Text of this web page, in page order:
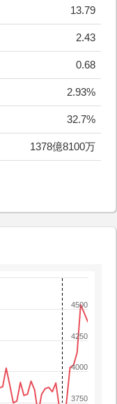
13.79
2.43
0.68
2.93%
32.7%
1378億8100万
3750
4000
4250
4500